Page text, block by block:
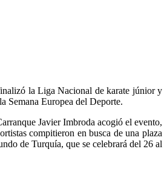
la Liga Nacional de karate júnior y
Semana Europea del Deporte.
Javier Imbroda acogió el evento,
compitieron en busca de una plaza
de Turquía, que se celebrará del 26 al